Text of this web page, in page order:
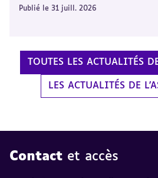
Publié le 31 juill. 2026
TOUTES LES ACTUALITÉS
LES ACTUALITÉS DE
Contact et accès